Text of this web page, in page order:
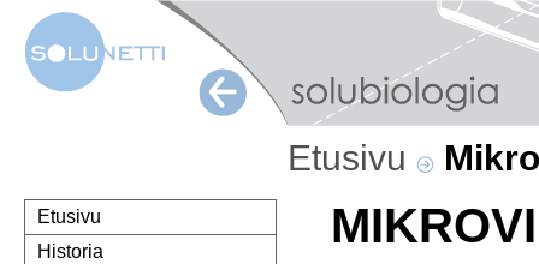
Etusivu
Etusivu
Historia